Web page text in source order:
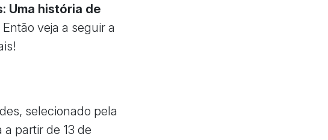
Uma história de
veja a seguir a
selecionado pela
partir de 13 de